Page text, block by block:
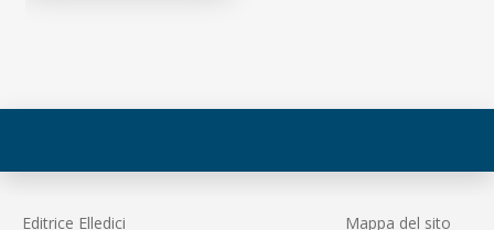
Editrice Elledici Mappa del sito